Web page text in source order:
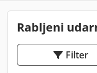
Rabljeni
Filter